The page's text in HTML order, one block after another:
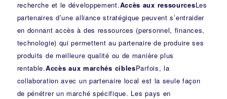
recherche et le développement.Accès aux ressourcesLes
partenaires d’une alliance stratégique peuvent s’entraider
en donnant accès à des ressources (personnel, finances,
technologie) qui permettent au partenaire de produire ses
produits de meilleure qualité ou de manière plus
rentable.Accès aux marchés ciblesParfois, la
collaboration avec un partenaire local est la seule façon
de pénétrer un marché spécifique. Les pays en